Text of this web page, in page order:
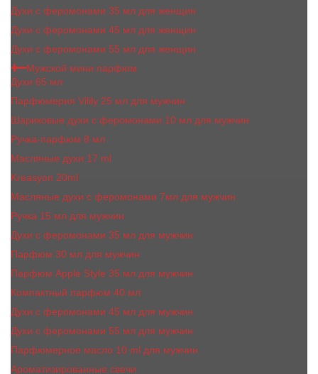
Духи с феромонами 35 мл для женщин
Духи с феромонами 45 мл для женщин
Духи с феромонами 55 мл для женщин
Мужской мини парфюм
Духи 65 мл
Парфюмерия Vilily 25 мл для мужчин
Шариковые духи с феромонами 10 мл для мужчин
Ручка-парфюм 8 мл
Масляные духи 17 ml
Kreasyon 20ml
Масляные духи c феромонами 7мл для мужчин
Ручка 15 мл для мужчин
Духи с феромонами 35 мл для мужчин
Парфюм 30 мл для мужчин
Парфюм Apple Style 35 мл для мужчин
Компактный парфюм 40 мл
Духи с феромонами 45 мл для мужчин
Духи с феромонами 55 мл для мужчин
Парфюмерное масло 10 ml для мужчин
Ароматизированные свечи